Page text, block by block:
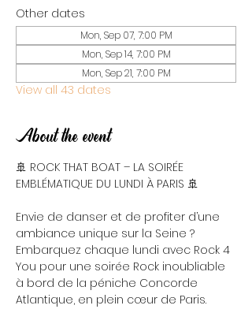
Other dates
Mon, Sep 07, 7:00 PM
Mon, Sep 14, 7:00 PM
Mon, Sep 21, 7:00 PM
View all 43 dates
About the event
🚢 ROCK THAT BOAT – LA SOIRÉE
EMBLÉMATIQUE DU LUNDI À PARIS 🚢
Envie de danser et de profiter d’une
ambiance unique sur la Seine ?
Embarquez chaque lundi avec Rock 4
You pour une soirée Rock inoubliable
à bord de la péniche Concorde
Atlantique, en plein cœur de Paris.